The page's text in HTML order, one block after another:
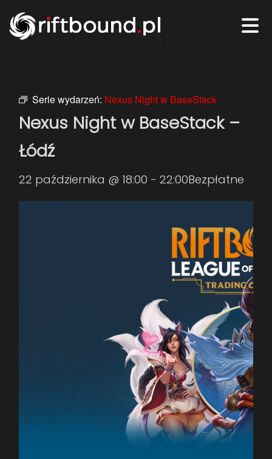
Serie wydarzeń: Nexus Night w BaseStack
Nexus Night w BaseStack –
Łódź
22 października @ 18:00 - 22:00Bezpłatne